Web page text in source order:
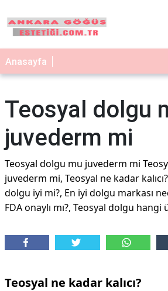
Anasayfa
Teosyal dolgu
juvederm mi
Teosyal dolgu mu juvederm mi
juvederm mi, Teosyal ne kadar
dolgu iyi mi?, En iyi dolgu markası
FDA onaylı mı?, Teosyal dolgu hangi
Teosyal ne kadar kalıcı?